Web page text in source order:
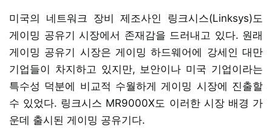
미국의 네트워크 장비 제조사인 링크시스(Linksys)도
게이밍 공유기 시장에서 존재감을 드러내고 있다. 원래
게이밍 공유기 시장은 게이밍 하드웨어에 강세인 대만
기업들이 차지하고 있지만, 보안이나 미국 기업이라는
특수성 덕분에 비교적 수월하게 게이밍 시장에 진출할
수 있었다. 링크시스 MR9000X도 이러한 시장 배경 가
운데 출시된 게이밍 공유기다.